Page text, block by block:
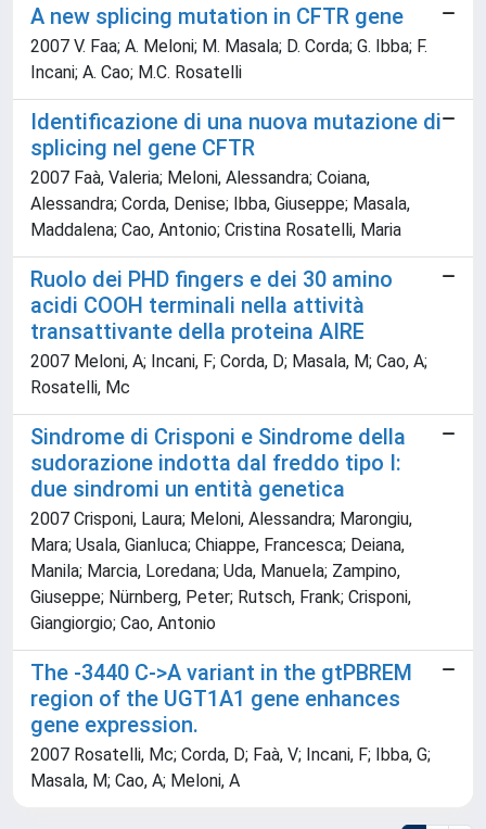
A new splicing mutation in CFTR gene
2007 V. Faa; A. Meloni; M. Masala; D. Corda; G. Ibba; F.
Incani; A. Cao; M.C. Rosatelli
Identificazione di una nuova mutazione di
splicing nel gene CFTR
2007 Faà, Valeria; Meloni, Alessandra; Coiana,
Alessandra; Corda, Denise; Ibba, Giuseppe; Masala,
Maddalena; Cao, Antonio; Cristina Rosatelli, Maria
Ruolo dei PHD fingers e dei 30 amino
acidi COOH terminali nella attività
transattivante della proteina AIRE
2007 Meloni, A; Incani, F; Corda, D; Masala, M; Cao, A;
Rosatelli, Mc
Sindrome di Crisponi e Sindrome della
sudorazione indotta dal freddo tipo I:
due sindromi un entità genetica
2007 Crisponi, Laura; Meloni, Alessandra; Marongiu,
Mara; Usala, Gianluca; Chiappe, Francesca; Deiana,
Manila; Marcia, Loredana; Uda, Manuela; Zampino,
Giuseppe; Nürnberg, Peter; Rutsch, Frank; Crisponi,
Giangiorgio; Cao, Antonio
The -3440 C->A variant in the gtPBREM
region of the UGT1A1 gene enhances
gene expression.
2007 Rosatelli, Mc; Corda, D; Faà, V; Incani, F; Ibba, G;
Masala, M; Cao, A; Meloni, A